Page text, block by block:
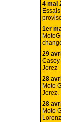
4 mai
1er
29
Casey
Jerez
28
Moto
Jerez.
28
Moto